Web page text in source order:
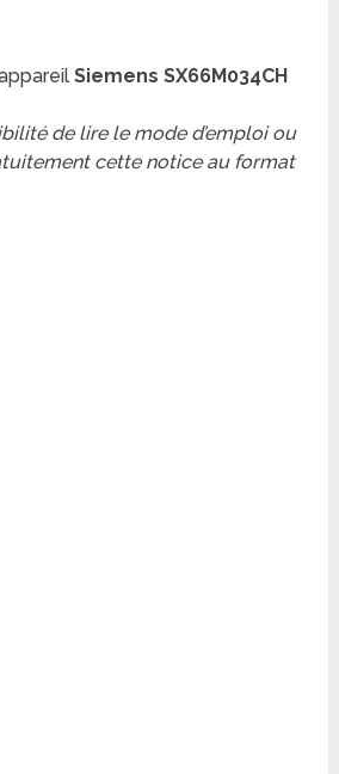
Siemens SX66M034CH
de lire le mode d’emploi ou
cette notice au format